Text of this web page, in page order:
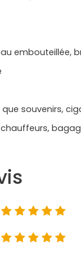
embouteillée,
souvenirs,